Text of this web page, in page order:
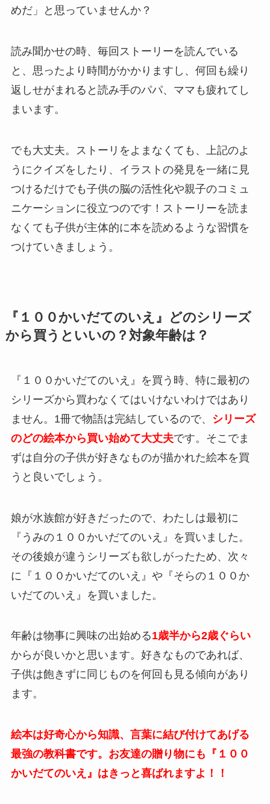
めだ」と思っていませんか？
読み聞かせの時、毎回ストーリーを読んでいる
と、思ったより時間がかかりますし、何回も繰り
返しせがまれると読み手のパパ、ママも疲れてし
まいます。
でも大丈夫。ストーリをよまなくても、上記のよ
うにクイズをしたり、イラストの発見を一緒に見
つけるだけでも子供の脳の活性化や親子のコミュ
ニケーションに役立つのです！ストーリーを読ま
なくても子供が主体的に本を読めるような習慣を
つけていきましょう。
『１００かいだてのいえ』どのシリーズ
から買うといいの？対象年齢は？
『１００かいだてのいえ』を買う時、特に最初の
シリーズから買わなくてはいけないわけではあり
ません。1冊で物語は完結しているので、 シリーズ
のどの絵本から買い始めて大丈夫です。そこでま
ずは自分の子供が好きなものが描かれた絵本を買
うと良いでしょう。
娘が水族館が好きだったので、わたしは最初に
『うみの１００かいだてのいえ』を買いました。
その後娘が違うシリーズも欲しがったため、次々
に『１００かいだてのいえ』や『そらの１００か
いだてのいえ』を買いました。
年齢は物事に興味の出始める1歳半から2歳ぐらい
からが良いかと思います。好きなものであれば、
子供は飽きずに同じものを何回も見る傾向があり
ます。
絵本は好奇心から知識、言葉に結び付けてあげる
最強の教科書です。お友達の贈り物にも『１００
かいだてのいえ』はきっと喜ばれますよ！！